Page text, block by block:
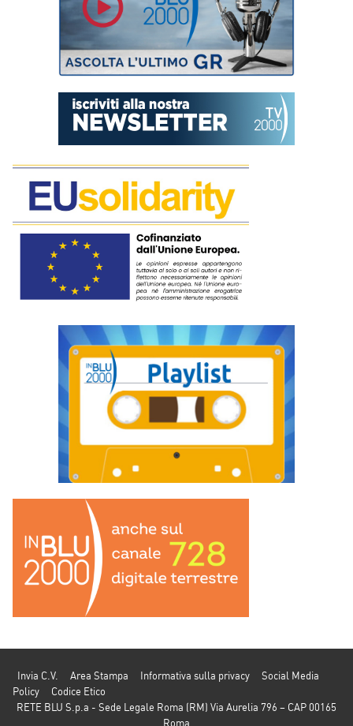
Invia C.V. Area Stampa Informativa sulla privacy
Social Media
Policy
Codice Etico
RETE BLU S.p.a - Sede Legale Roma (RM) Via Aurelia 796 – CAP 00165
Roma